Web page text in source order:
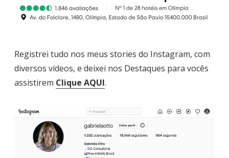
Registrei tudo nos meus stories do Instagram, com
diversos vídeos, e deixei nos Destaques para vocês
assistirem Clique AQUI.